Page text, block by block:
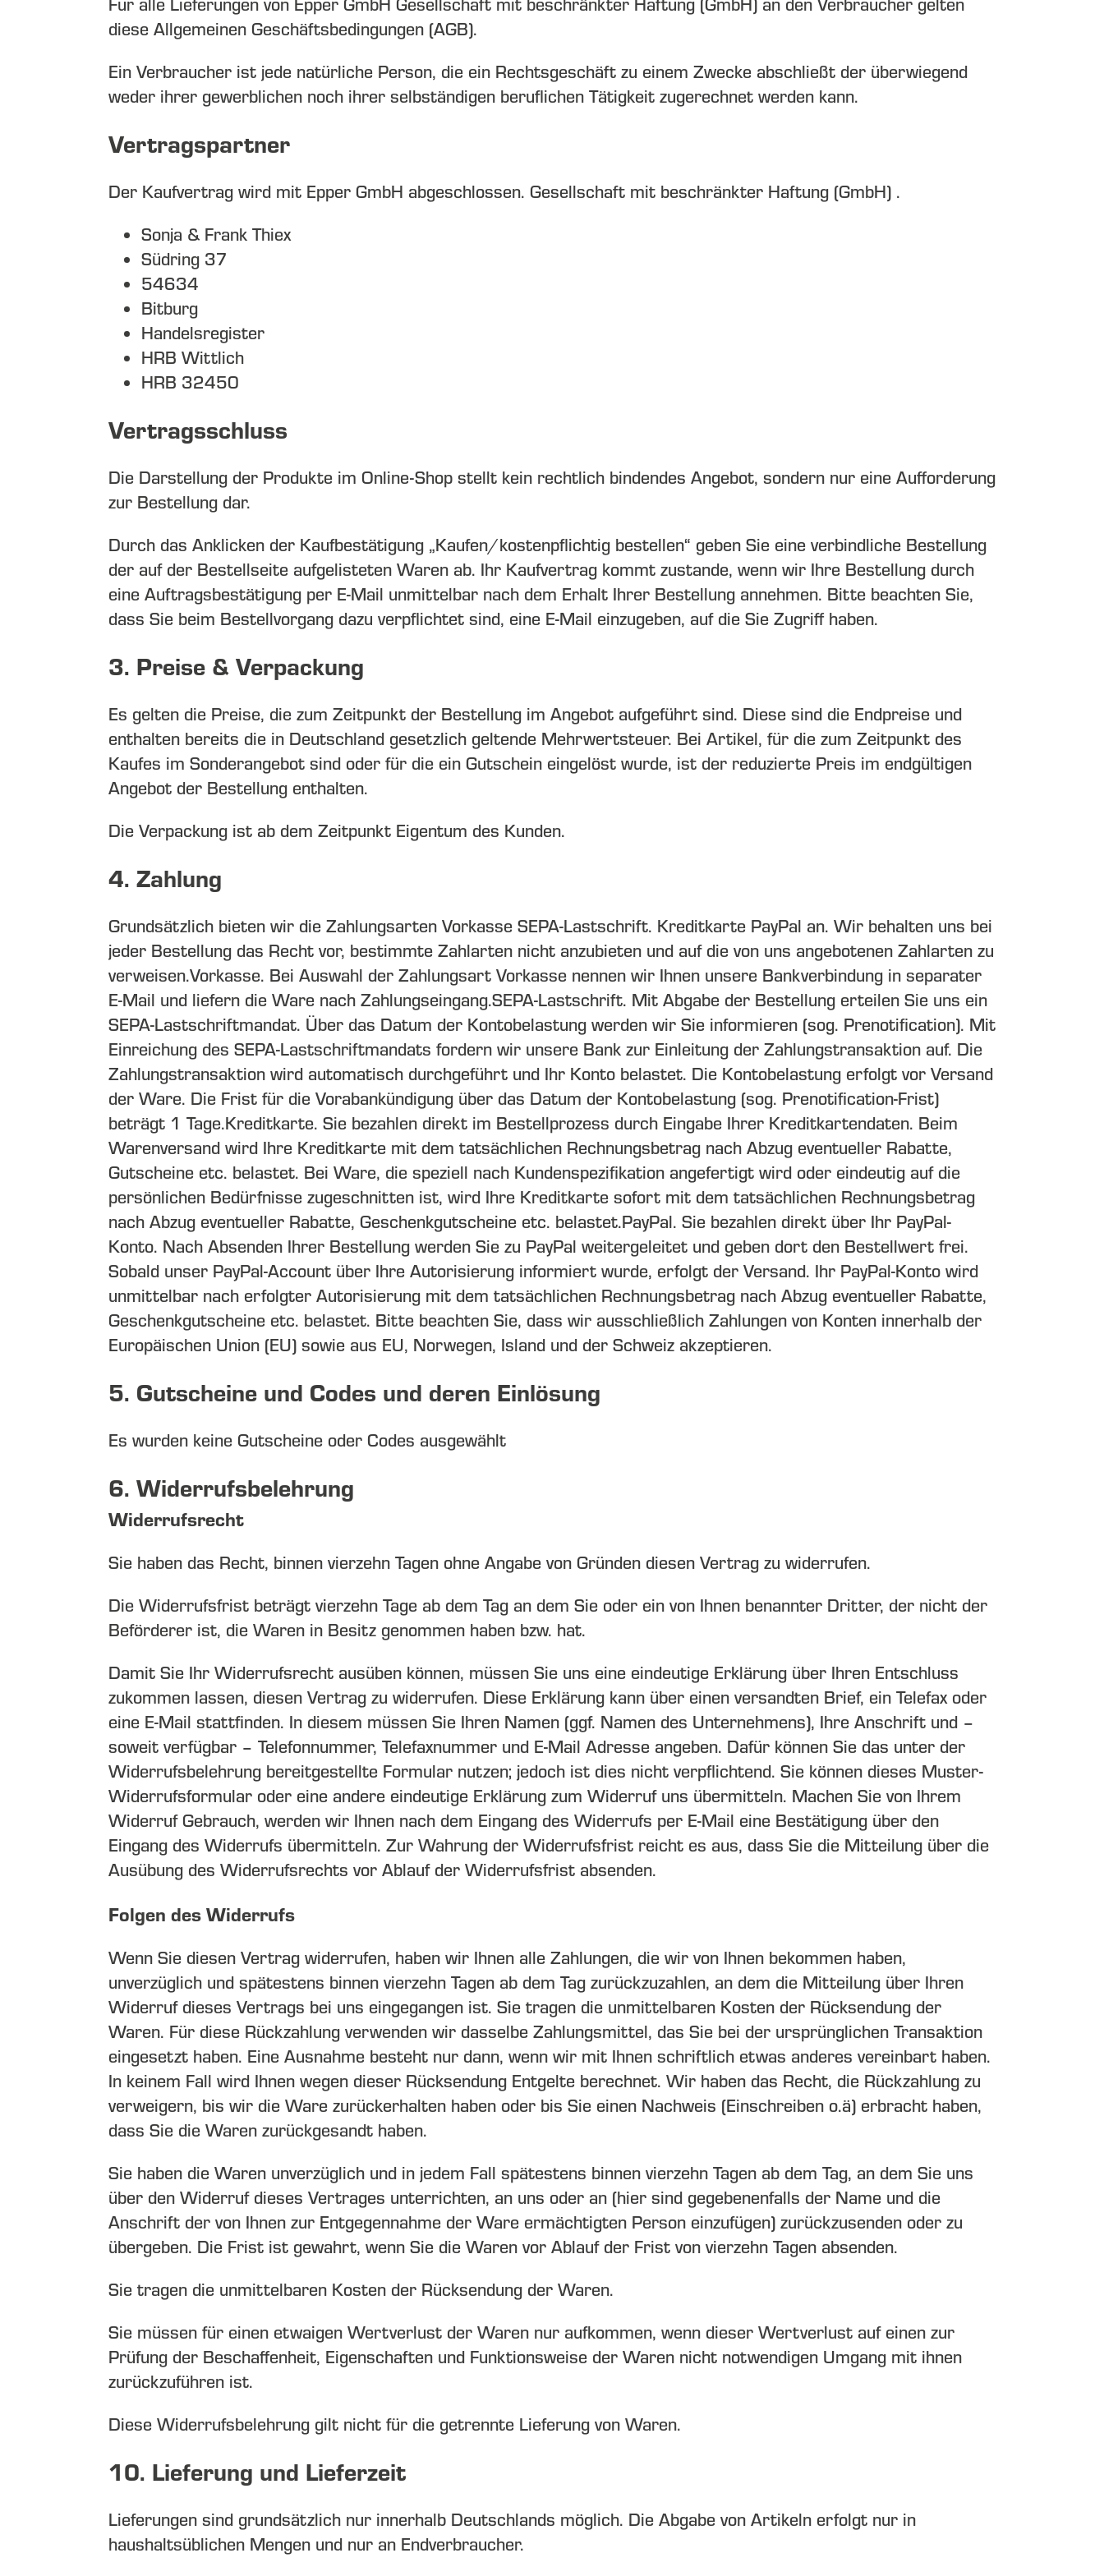
diese Allgemeinen Geschäftsbedingungen (AGB).
Ein Verbraucher ist jede natürliche Person, die ein Rechtsgeschäft zu einem Zwecke abschließt der überwiegend
weder ihrer gewerblichen noch ihrer selbständigen beruflichen Tätigkeit zugerechnet werden kann.
Vertragspartner
Der Kaufvertrag wird mit Epper GmbH abgeschlossen. Gesellschaft mit beschränkter Haftung (GmbH) .
Sonja & Frank Thiex
Südring 37
54634
Bitburg
Handelsregister
HRB Wittlich
HRB 32450
Vertragsschluss
Die Darstellung der Produkte im Online-Shop stellt kein rechtlich bindendes Angebot, sondern nur eine Aufforderung
zur Bestellung dar.
Durch das Anklicken der Kaufbestätigung „Kaufen/kostenpflichtig bestellen“ geben Sie eine verbindliche Bestellung
der auf der Bestellseite aufgelisteten Waren ab. Ihr Kaufvertrag kommt zustande, wenn wir Ihre Bestellung durch
eine Auftragsbestätigung per E-Mail unmittelbar nach dem Erhalt Ihrer Bestellung annehmen. Bitte beachten Sie,
dass Sie beim Bestellvorgang dazu verpflichtet sind, eine E-Mail einzugeben, auf die Sie Zugriff haben.
3. Preise & Verpackung
Es gelten die Preise, die zum Zeitpunkt der Bestellung im Angebot aufgeführt sind. Diese sind die Endpreise und
enthalten bereits die in Deutschland gesetzlich geltende Mehrwertsteuer. Bei Artikel, für die zum Zeitpunkt des
Kaufes im Sonderangebot sind oder für die ein Gutschein eingelöst wurde, ist der reduzierte Preis im endgültigen
Angebot der Bestellung enthalten.
Die Verpackung ist ab dem Zeitpunkt Eigentum des Kunden.
4. Zahlung
Grundsätzlich bieten wir die Zahlungsarten Vorkasse SEPA-Lastschrift. Kreditkarte PayPal an. Wir behalten uns bei
jeder Bestellung das Recht vor, bestimmte Zahlarten nicht anzubieten und auf die von uns angebotenen Zahlarten zu
verweisen.Vorkasse. Bei Auswahl der Zahlungsart Vorkasse nennen wir Ihnen unsere Bankverbindung in separater
E-Mail und liefern die Ware nach Zahlungseingang.SEPA-Lastschrift. Mit Abgabe der Bestellung erteilen Sie uns ein
SEPA-Lastschriftmandat. Über das Datum der Kontobelastung werden wir Sie informieren (sog. Prenotification). Mit
Einreichung des SEPA-Lastschriftmandats fordern wir unsere Bank zur Einleitung der Zahlungstransaktion auf. Die
Zahlungstransaktion wird automatisch durchgeführt und Ihr Konto belastet. Die Kontobelastung erfolgt vor Versand
der Ware. Die Frist für die Vorabankündigung über das Datum der Kontobelastung (sog. Prenotification-Frist)
beträgt 1 Tage.Kreditkarte. Sie bezahlen direkt im Bestellprozess durch Eingabe Ihrer Kreditkartendaten. Beim
Warenversand wird Ihre Kreditkarte mit dem tatsächlichen Rechnungsbetrag nach Abzug eventueller Rabatte,
Gutscheine etc. belastet. Bei Ware, die speziell nach Kundenspezifikation angefertigt wird oder eindeutig auf die
persönlichen Bedürfnisse zugeschnitten ist, wird Ihre Kreditkarte sofort mit dem tatsächlichen Rechnungsbetrag
nach Abzug eventueller Rabatte, Geschenkgutscheine etc. belastet.PayPal. Sie bezahlen direkt über Ihr PayPal-
Konto. Nach Absenden Ihrer Bestellung werden Sie zu PayPal weitergeleitet und geben dort den Bestellwert frei.
Sobald unser PayPal-Account über Ihre Autorisierung informiert wurde, erfolgt der Versand. Ihr PayPal-Konto wird
unmittelbar nach erfolgter Autorisierung mit dem tatsächlichen Rechnungsbetrag nach Abzug eventueller Rabatte,
Geschenkgutscheine etc. belastet. Bitte beachten Sie, dass wir ausschließlich Zahlungen von Konten innerhalb der
Europäischen Union (EU) sowie aus EU, Norwegen, Island und der Schweiz akzeptieren.
5. Gutscheine und Codes und deren Einlösung
Es wurden keine Gutscheine oder Codes ausgewählt
6. Widerrufsbelehrung
Widerrufsrecht
Sie haben das Recht, binnen vierzehn Tagen ohne Angabe von Gründen diesen Vertrag zu widerrufen.
Die Widerrufsfrist beträgt vierzehn Tage ab dem Tag an dem Sie oder ein von Ihnen benannter Dritter, der nicht der
Beförderer ist, die Waren in Besitz genommen haben bzw. hat.
Damit Sie Ihr Widerrufsrecht ausüben können, müssen Sie uns eine eindeutige Erklärung über Ihren Entschluss
zukommen lassen, diesen Vertrag zu widerrufen. Diese Erklärung kann über einen versandten Brief, ein Telefax oder
eine E-Mail stattfinden. In diesem müssen Sie Ihren Namen (ggf. Namen des Unternehmens), Ihre Anschrift und –
soweit verfügbar – Telefonnummer, Telefaxnummer und E-Mail Adresse angeben. Dafür können Sie das unter der
Widerrufsbelehrung bereitgestellte Formular nutzen; jedoch ist dies nicht verpflichtend. Sie können dieses Muster-
Widerrufsformular oder eine andere eindeutige Erklärung zum Widerruf uns übermitteln. Machen Sie von Ihrem
Widerruf Gebrauch, werden wir Ihnen nach dem Eingang des Widerrufs per E-Mail eine Bestätigung über den
Eingang des Widerrufs übermitteln. Zur Wahrung der Widerrufsfrist reicht es aus, dass Sie die Mitteilung über die
Ausübung des Widerrufsrechts vor Ablauf der Widerrufsfrist absenden.
Folgen des Widerrufs
Wenn Sie diesen Vertrag widerrufen, haben wir Ihnen alle Zahlungen, die wir von Ihnen bekommen haben,
unverzüglich und spätestens binnen vierzehn Tagen ab dem Tag zurückzuzahlen, an dem die Mitteilung über Ihren
Widerruf dieses Vertrags bei uns eingegangen ist. Sie tragen die unmittelbaren Kosten der Rücksendung der
Waren. Für diese Rückzahlung verwenden wir dasselbe Zahlungsmittel, das Sie bei der ursprünglichen Transaktion
eingesetzt haben. Eine Ausnahme besteht nur dann, wenn wir mit Ihnen schriftlich etwas anderes vereinbart haben.
In keinem Fall wird Ihnen wegen dieser Rücksendung Entgelte berechnet. Wir haben das Recht, die Rückzahlung zu
verweigern, bis wir die Ware zurückerhalten haben oder bis Sie einen Nachweis (Einschreiben o.ä) erbracht haben,
dass Sie die Waren zurückgesandt haben.
Sie haben die Waren unverzüglich und in jedem Fall spätestens binnen vierzehn Tagen ab dem Tag, an dem Sie uns
über den Widerruf dieses Vertrages unterrichten, an uns oder an (hier sind gegebenenfalls der Name und die
Anschrift der von Ihnen zur Entgegennahme der Ware ermächtigten Person einzufügen) zurückzusenden oder zu
übergeben. Die Frist ist gewahrt, wenn Sie die Waren vor Ablauf der Frist von vierzehn Tagen absenden.
Sie tragen die unmittelbaren Kosten der Rücksendung der Waren.
Sie müssen für einen etwaigen Wertverlust der Waren nur aufkommen, wenn dieser Wertverlust auf einen zur
Prüfung der Beschaffenheit, Eigenschaften und Funktionsweise der Waren nicht notwendigen Umgang mit ihnen
zurückzuführen ist.
Diese Widerrufsbelehrung gilt nicht für die getrennte Lieferung von Waren.
10. Lieferung und Lieferzeit
Lieferungen sind grundsätzlich nur innerhalb Deutschlands möglich. Die Abgabe von Artikeln erfolgt nur in
haushaltsüblichen Mengen und nur an Endverbraucher.